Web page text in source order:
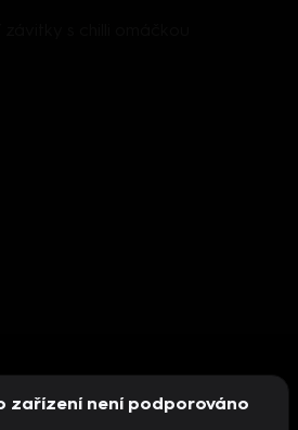
zařízení není podporováno